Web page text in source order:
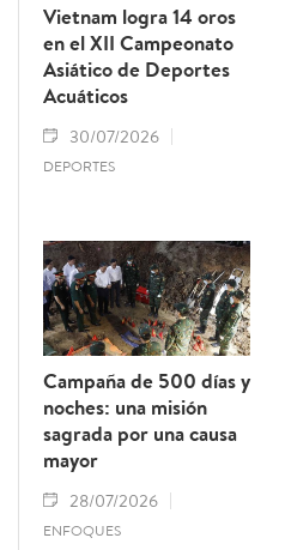
Vietnam logra 14 oros
en el XII Campeonato
Asiático de Deportes
Acuáticos
30/07/2026
DEPORTES
Campaña de 500 días y
noches: una misión
sagrada por una causa
mayor
28/07/2026
ENFOQUES